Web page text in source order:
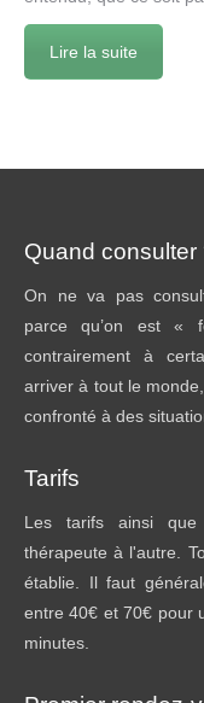
Lire la suite
Quand consulter
On ne va pas
parce qu’on est «
contrairement à
arriver à tout le
confronté à des
Tarifs
Les tarifs ainsi
thérapeute à l'autre.
établie. Il faut
entre 40€ et 70€ pour
minutes.